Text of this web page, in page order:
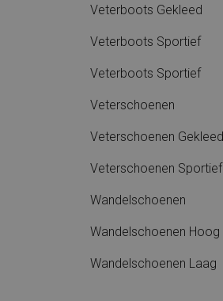
Veterboots Gekleed
Veterboots Sportief
Veterboots Sportief
Veterschoenen
Veterschoenen Gekleed
Veterschoenen Sportief
Wandelschoenen
Wandelschoenen Hoog
Wandelschoenen Laag